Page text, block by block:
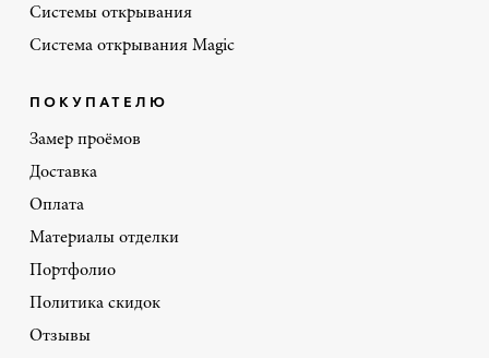
Системы открывания
Система открывания Magic
ПОКУПАТЕЛЮ
Замер проёмов
Доставка
Оплата
Материалы отделки
Портфолио
Политика скидок
Отзывы